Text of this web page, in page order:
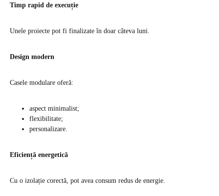
Timp rapid de execuție
Unele proiecte pot fi finalizate în doar câteva luni.
Design modern
Casele modulare oferă:
aspect minimalist;
flexibilitate;
personalizare.
Eficiență energetică
Cu o izolație corectă, pot avea consum redus de energie.